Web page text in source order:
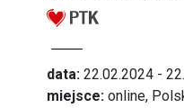
data: 22.02.2024 -
miejsce: online,